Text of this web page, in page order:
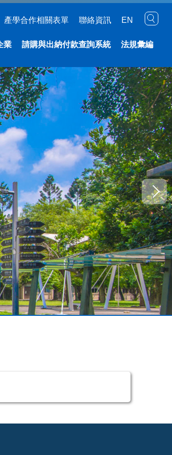
業 請購與出納付款查詢系統 法規彙編
產學合作相關表單 聯絡資訊 EN